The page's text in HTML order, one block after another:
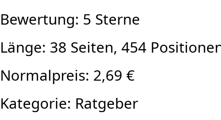
Bewertung: 5 Sterne
Länge: 38 Seiten, 454
Normalpreis: 2,69 €
Kategorie: Ratgeber